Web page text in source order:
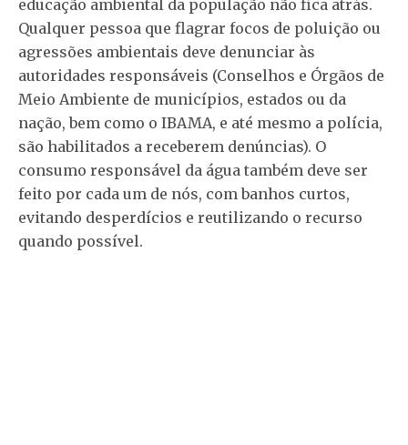
educação ambiental da população não fica atrás.
Qualquer pessoa que flagrar focos de poluição ou
agressões ambientais deve denunciar às
autoridades responsáveis (Conselhos e Órgãos de
Meio Ambiente de municípios, estados ou da
nação, bem como o IBAMA, e até mesmo a polícia,
são habilitados a receberem denúncias). O
consumo responsável da água também deve ser
feito por cada um de nós, com banhos curtos,
evitando desperdícios e reutilizando o recurso
quando possível.